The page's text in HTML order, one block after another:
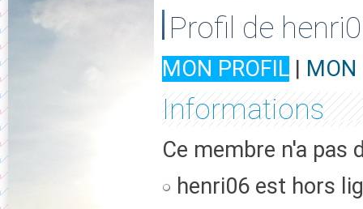
Profil de
MON PROFIL | MON
Informations
Ce membre n'a pas
henri06 est hors